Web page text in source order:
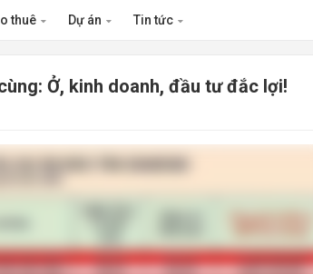
thuê Dự án Tin tức
Ở, kinh doanh, đầu tư đắc lợi!